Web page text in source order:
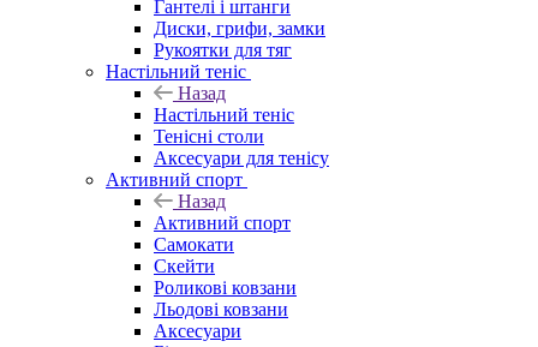
Гантелі і штанги
Диски, грифи, замки
Рукоятки для тяг
Настільний теніс
Назад
Настільний теніс
Тенісні столи
Аксесуари для тенісу
Активний спорт
Назад
Активний спорт
Самокати
Скейти
Роликові ковзани
Льодові ковзани
Аксесуари